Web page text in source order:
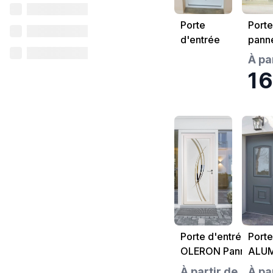
Porte
d'entrée
À
1
Porte d'entrée
OLERON Panneau
verrier motif